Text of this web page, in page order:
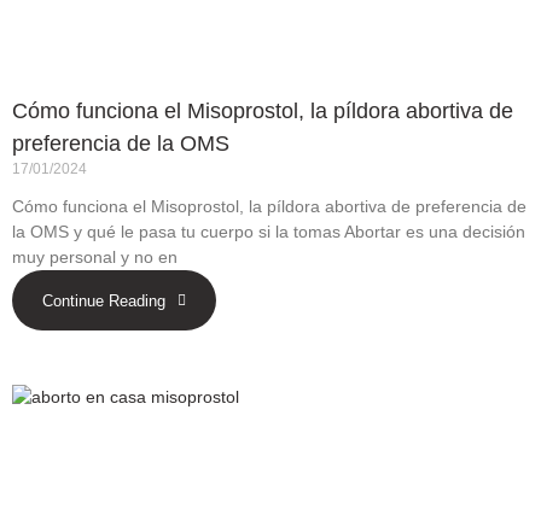
Cómo funciona el Misoprostol, la píldora abortiva de
preferencia de la OMS
17/01/2024
Cómo funciona el Misoprostol, la píldora abortiva de preferencia de
la OMS y qué le pasa tu cuerpo si la tomas Abortar es una decisión
muy personal y no en
Continue Reading